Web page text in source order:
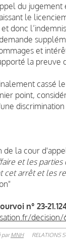
du jugement
le
donc
et
la preuve
cassé
point,
de la cour
et les parties
cet arrêt et les
n° 23-
decision/
parMNH RELATIONS